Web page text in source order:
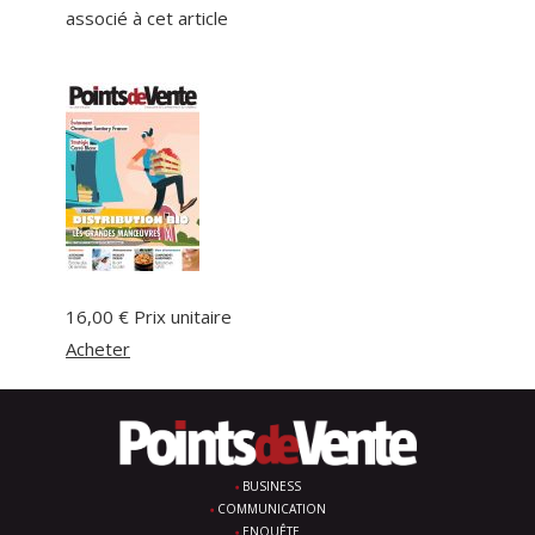
associé à cet article
16,00 € Prix unitaire
Acheter
BUSINESS
COMMUNICATION
ENQUÊTE